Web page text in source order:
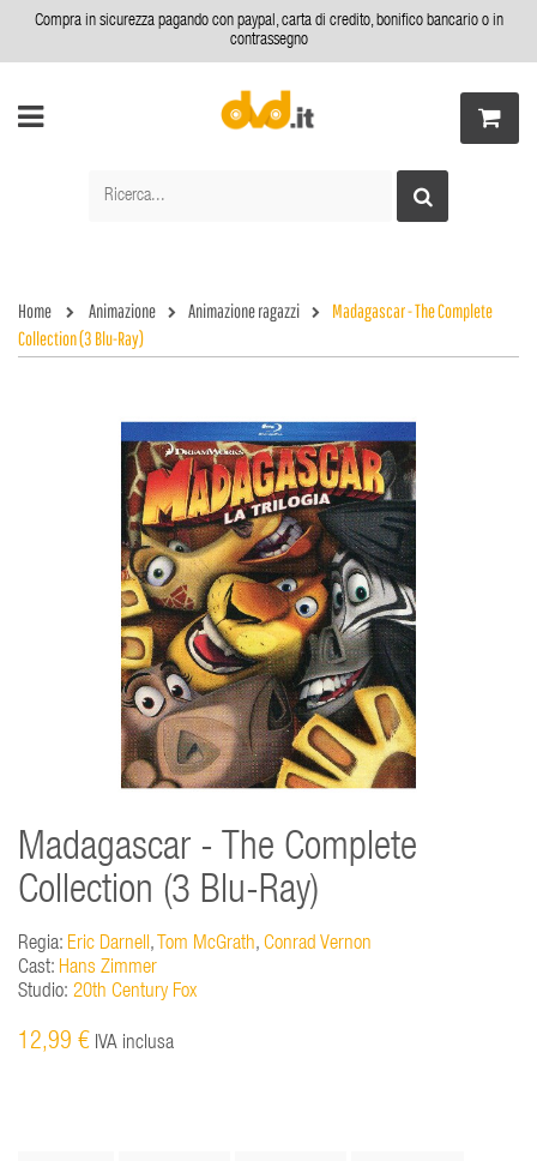
Compra in sicurezza pagando con paypal, carta di credito, bonifico bancario o in
contrassegno
Home Animazione Animazione ragazzi
Madagascar - The Complete
Collection (3 Blu-Ray)
Madagascar - The Complete
Collection (3 Blu-Ray)
Regia: Eric Darnell, Tom McGrath, Conrad Vernon
Cast: Hans Zimmer
Studio: 20th Century Fox
12,99 € IVA inclusa